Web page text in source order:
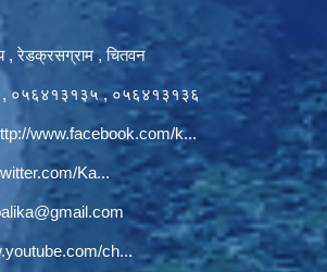
, रेडक्रसग्राम , चितवन
, ०५६४१३१३५ , ०५६४१३१३६
www.facebook.com/k...
Ka...
ch...